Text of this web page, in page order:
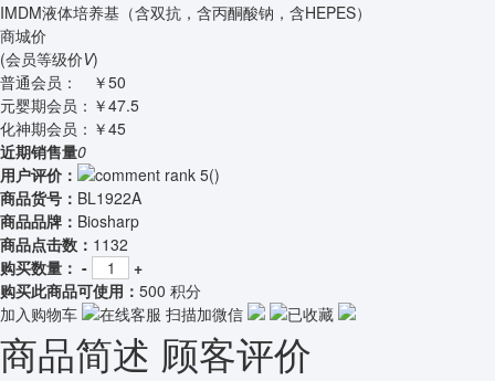
IMDM液体培养基（含双抗，含丙酮酸钠，含HEPES）
商城价
(会员等级价V)
普通会员：
￥50
元婴期会员： ￥47.5
化神期会员： ￥45
近期销售量0
用户评价：
()
商品货号： BL1922A
商品品牌： Biosharp
商品点击数： 1132
购买数量： -
+
购买此商品可使用： 500 积分
加入购物车
在线客服 扫描加微信 已收藏
商品简述 顾客评价